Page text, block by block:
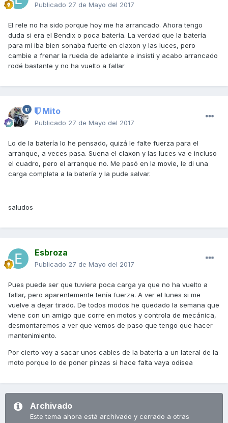
Publicado 27 de Mayo del 2017
El rele no ha sido porque hoy me ha arrancado. Ahora tengo
duda si era el Bendix o poca batería. La verdad que la batería
para mi iba bien sonaba fuerte en claxon y las luces, pero
cambie a frenar la rueda de adelante e insisti y acabo arrancado
rodé bastante y no ha vuelto a fallar
Mito
Publicado 27 de Mayo del 2017
Lo de la batería lo he pensado, quizá le falte fuerza para el
arranque, a veces pasa. Suena el claxon y las luces va e incluso
el cuadro, pero el arranque no. Me pasó en la movie, le di una
carga completa a la batería y la pude salvar.
saludos
Esbroza
Publicado 27 de Mayo del 2017
Pues puede ser que tuviera poca carga ya que no ha vuelto a
fallar, pero aparentemente tenía fuerza. A ver el lunes si me
vuelve a dejar tirado. De todos modos he quedado la semana que
viene con un amigo que corre en motos y controla de mecánica,
desmontaremos a ver que vemos de paso que tengo que hacer
mantenimiento.
Por cierto voy a sacar unos cables de la batería a un lateral de la
moto porque lo de poner pinzas si hace falta vaya odisea
Archivado
Este tema ahora está archivado y cerrado a otras